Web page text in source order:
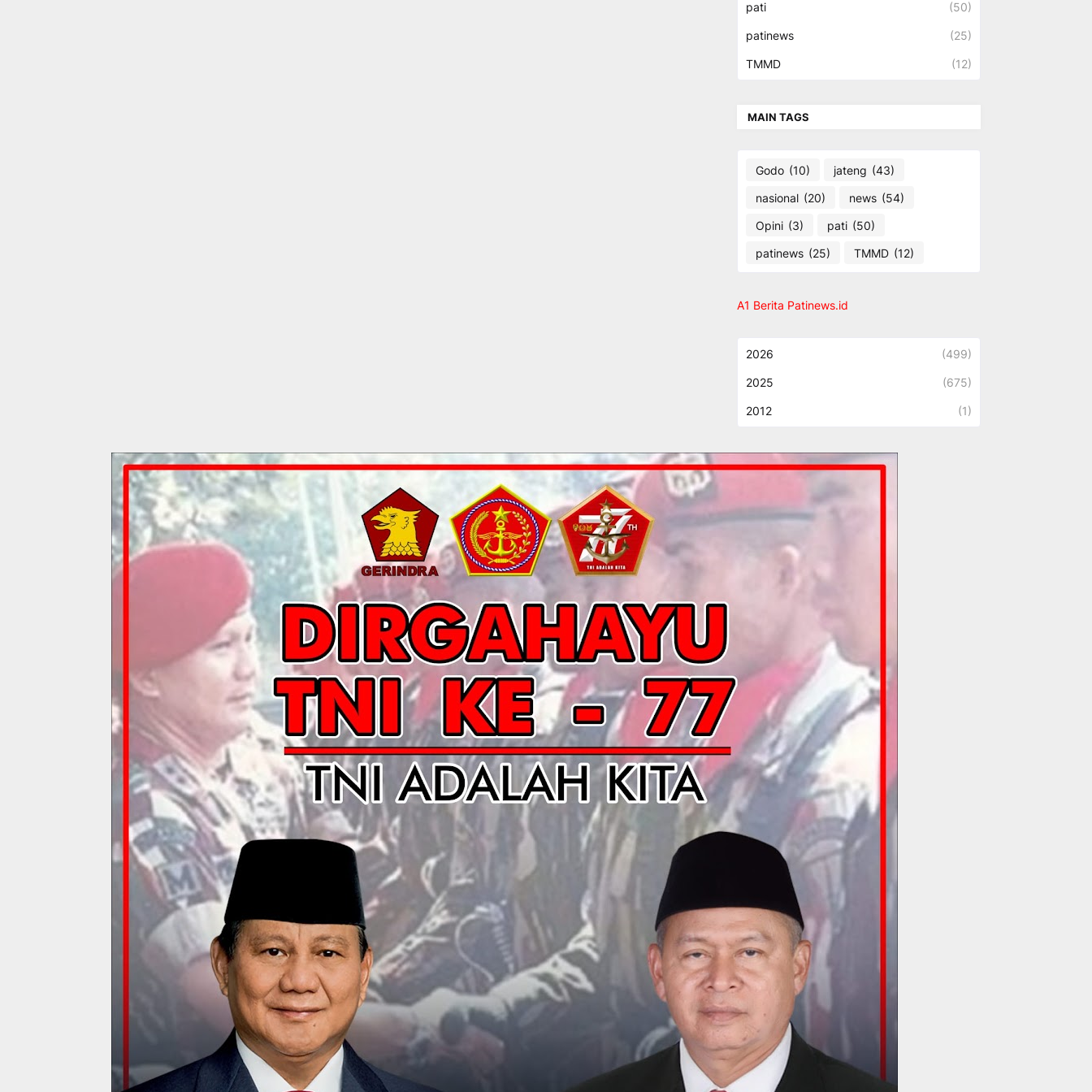
pati (50)
patinews (25)
TMMD (12)
MAIN TAGS
Godo (10) jateng (43)
nasional (20) news (54)
Opini (3) pati (50)
patinews (25) TMMD (12)
A1 Berita Patinews.id
2026 (499)
2025 (675)
2012 (1)